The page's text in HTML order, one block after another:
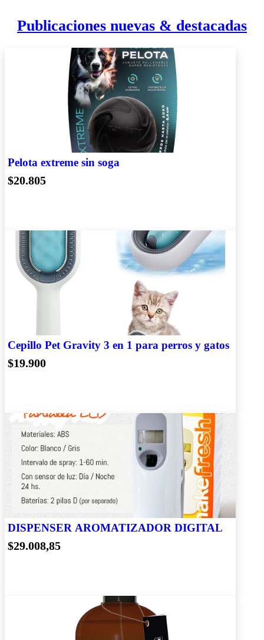
Publicaciones nuevas & destacadas
Pelota extreme sin soga
$20.805
Cepillo Pet Gravity 3 en 1 para perros y gatos
$19.900
DISPENSER AROMATIZADOR DIGITAL
$29.008,85